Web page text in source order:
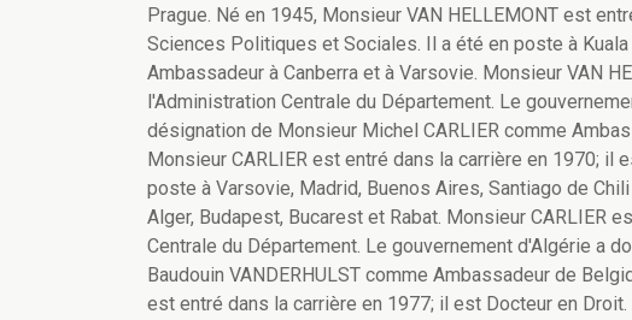
Prague. Né en 1945, Monsieur VAN HELLEMONT est
Sciences Politiques et Sociales. Il a été en poste à
Ambassadeur à Canberra et à Varsovie. Monsieur VAN
l'Administration Centrale du Département. Le
désignation de Monsieur Michel CARLIER comme
Monsieur CARLIER est entré dans la carrière en 1970;
poste à Varsovie, Madrid, Buenos Aires, Santiago de
Alger, Budapest, Bucarest et Rabat. Monsieur CARLIER
Centrale du Département. Le gouvernement d'Algérie a
Baudouin VANDERHULST comme Ambassadeur de
est entré dans la carrière en 1977; il est Docteur en